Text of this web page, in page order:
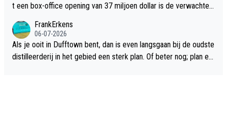
t een box-office opening van 37 miljoen dollar is de verwachte
FrankErkens
06-07-2026
Als je ooit in Dufftown bent, dan is even langsgaan bij de oudste
distilleerderij in het gebied een sterk plan. Of beter nog; plan ee